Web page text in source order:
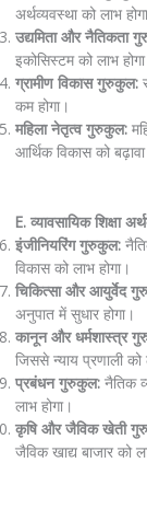
अर्थव्यवस्था को लाभ
उद्यमिता और नैतिकता
इकोसिस्टम को लाभ
ग्रामीण विकास गुरुकुल:
कम होगा।
महिला नेतृत्व गुरुकुल:
आर्थिक विकास को बढ़ावा
E. व्यावसायिक शिक्षा
इंजीनियरिंग गुरुकुल:
विकास को लाभ होगा।
चिकित्सा और आयुर्वेद
अनुपात में सुधार होगा।
कानून और धर्मशास्त्र
जिससे न्याय प्रणाली को
प्रबंधन गुरुकुल:नैतिक
लाभ होगा।
कृषि और जैविक खेती
जैविक खाद्य बाजार को